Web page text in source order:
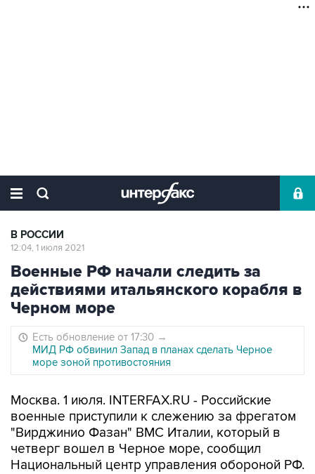
В РОССИИ
12:04, 1 июля 2021
Военные РФ начали следить за
действиями итальянского корабля в
Черном море
Есть обновление от 17:30 →
МИД РФ обвинил Запад в планах сделать Черное
море зоной противостояния
Москва. 1 июля. INTERFAX.RU - Российские
военные приступили к слежению за фрегатом
"Вирджинио Фазан" ВМС Италии, который в
четверг вошел в Черное море, сообщил
Национальный центр управления обороной РФ.